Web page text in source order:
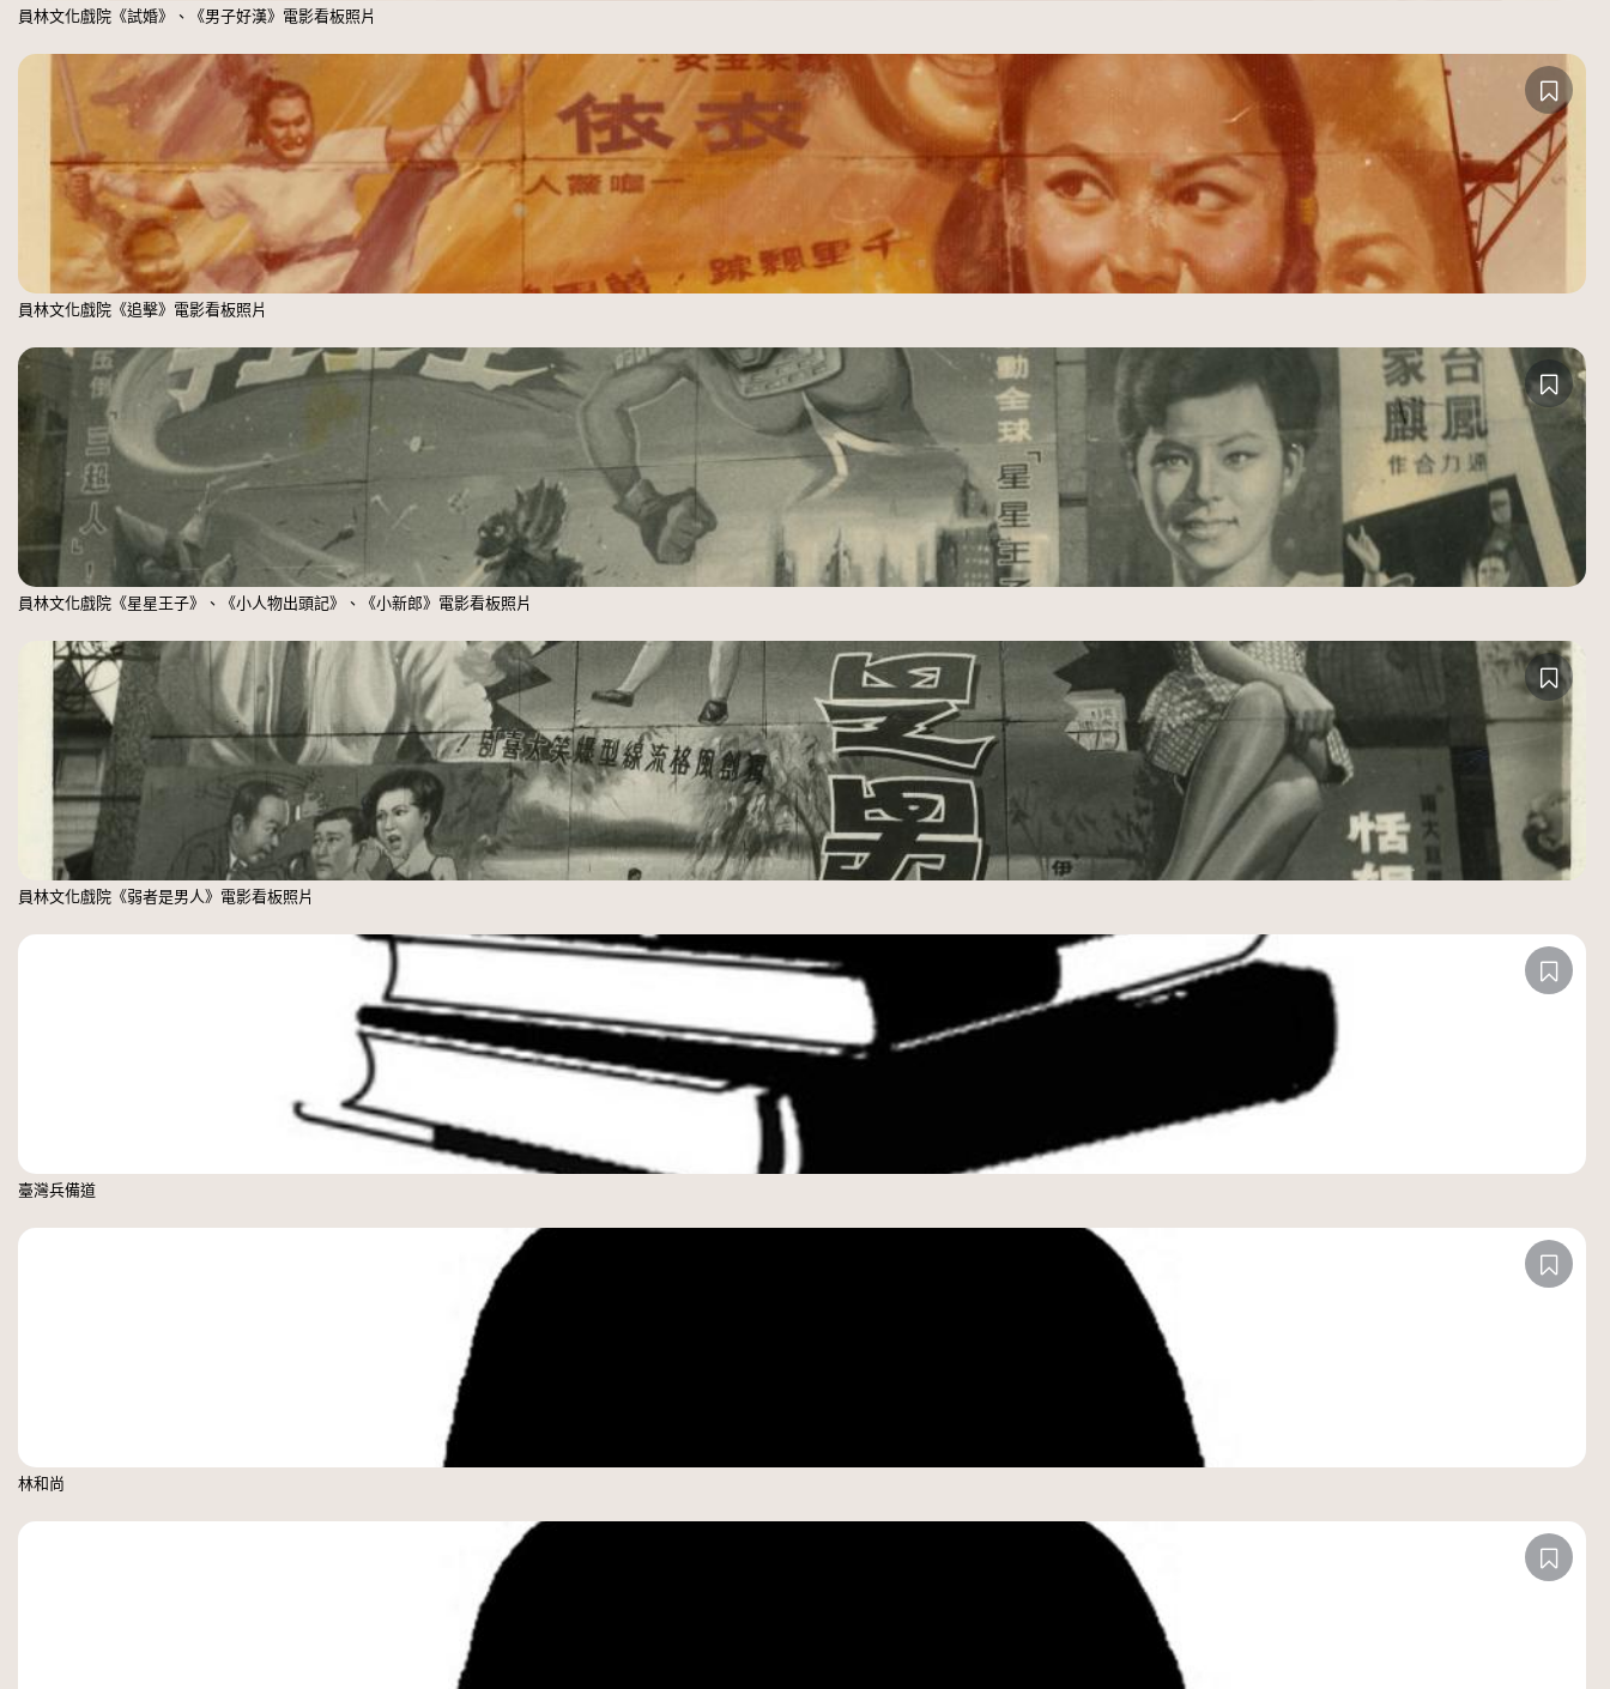
員林文化戲院《試婚》、《男子好漢》電影看板照片
員林文化戲院《追擊》電影看板照片
員林文化戲院《星星王子》、《小人物出頭記》、《小新郎》電影看板照片
員林文化戲院《弱者是男人》電影看板照片
臺灣兵備道
林和尚